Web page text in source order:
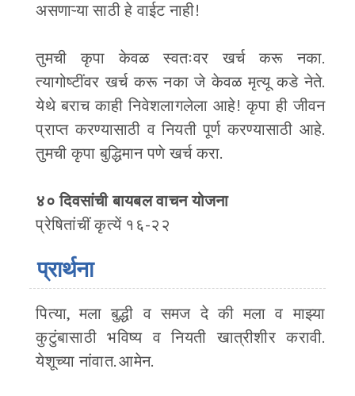
असणाऱ्या साठी हे वाईट नाही!
तुमची कृपा केवळ स्वतःवर खर्च करू नका.
त्यागोष्टींवर खर्च करू नका जे केवळ मृत्यू कडे नेते.
येथे बराच काही निवेशलागलेला आहे! कृपा ही जीवन
प्राप्त करण्यासाठी व नियती पूर्ण करण्यासाठी आहे.
तुमची कृपा बुद्धिमान पणे खर्च करा.
४० दिवसांची बायबल वाचन योजना
प्रेषितांचीं कृत्यें १६-२२
प्रार्थना
पित्या, मला बुद्धी व समज दे की मला व माझ्या
कुटुंबासाठी भविष्य व नियती खात्रीशीर करावी.
येशूच्या नांवात. आमेन.